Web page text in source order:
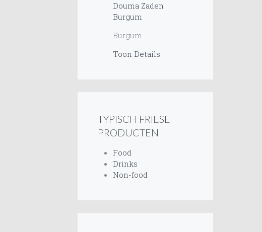
Douma Zaden
Burgum
Burgum
Toon Details
TYPISCH FRIESE
PRODUCTEN
Food
Drinks
Non-food